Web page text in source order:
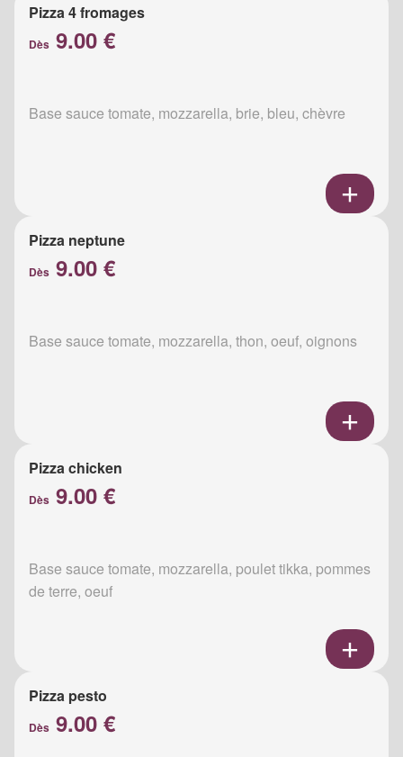
Pizza 4 fromages
Dès 9.00 €
Base sauce tomate, mozzarella, brie, bleu, chèvre
Pizza neptune
Dès 9.00 €
Base sauce tomate, mozzarella, thon, oeuf, oignons
Pizza chicken
Dès 9.00 €
Base sauce tomate, mozzarella, poulet tikka, pommes
de terre, oeuf
Pizza pesto
Dès 9.00 €